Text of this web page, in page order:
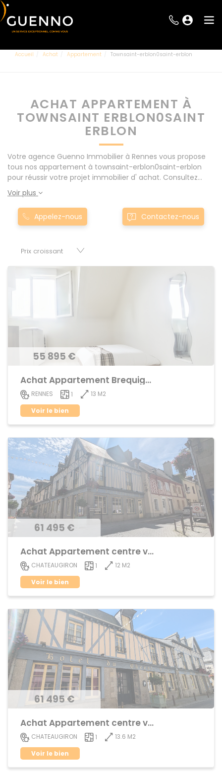
Accueil Achat Appartement Townsaint-erblon0saint-erblon
ACHAT APPARTEMENT À
TOWNSAINT ERBLON0SAINT
ERBLON
Votre agence Guenno Immobilier à Rennes vous propose
tous nos appartement à townsaint-erblon0saint-erblon
pour réussir votre projet immobilier d' achat. Consultez
l'ensemble de nos offres à Rennes mais également aux
alentours : Le Rheu, Pacé, Montgermont... Nos appartement
à townsaint-erblon0saint-erblon sont proposés au meilleur
prix du marché pour permettre au plus grand nombre de
commerces, appartements, maisons, immeubles, terrains
Voir plus
Appelez-nous Contactez-nous
55 895 €
Achat Appartement Brequigny
RENNES 1
13 M2
Voir le bien
61 495 €
Achat Appartement centre ville
CHATEAUGIRON 1
12 M2
Voir le bien
61 495 €
Achat Appartement centre ville
CHATEAUGIRON 1
13.6 M2
Voir le bien